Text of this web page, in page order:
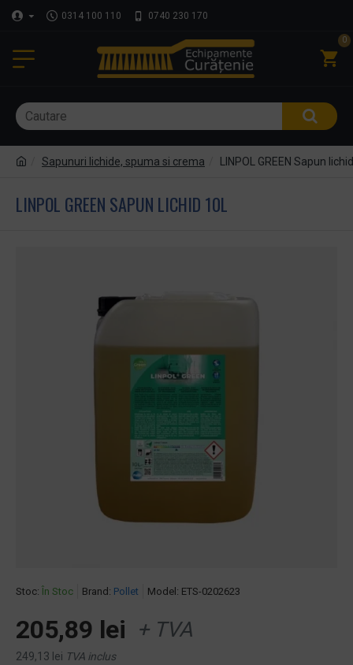
0314 100 110 0740 230 170
0
Sapunuri lichide, spuma si crema LINPOL GREEN Sapun
LINPOL GREEN SAPUN LICHID 10L
Stoc: În Stoc Brand: Pollet Model: ETS-0202623
205,89 lei + TVA
249,13 lei TVA inclus